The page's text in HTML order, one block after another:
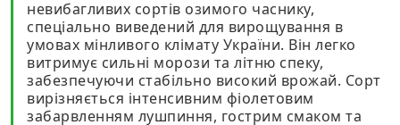
невибагливих сортів озимого часнику,
спеціально виведений для вирощування в
умовах мінливого клімату України. Він легко
витримує сильні морози та літню спеку,
забезпечуючи стабільно високий врожай. Сорт
вирізняється інтенсивним фіолетовим
забарвленням лушпиння, гострим смаком та